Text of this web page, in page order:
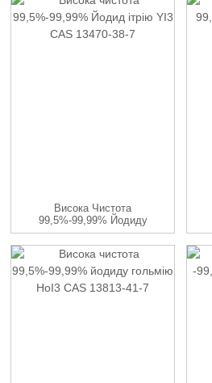
Висока Чистота
99,5%-99,99% Йодиду
Ітрію YI3 CAS...